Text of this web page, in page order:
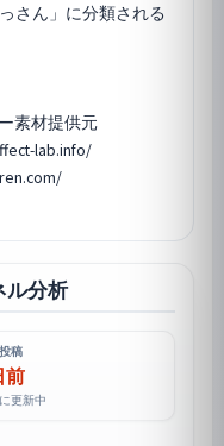
さん」に分類される
素材提供元
lab.info/
ル分析
稿
前
更新中